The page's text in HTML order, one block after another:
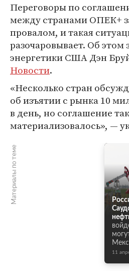
Переговоры по
между странами ОПЕК+
провалом, и такая
разочаровывает. Об этом
энергетики США Дэн
Новости.
«Несколько стран
об изъятии с рынка 10
в день, но соглашение
материализовалось», —
Материалы по теме
11